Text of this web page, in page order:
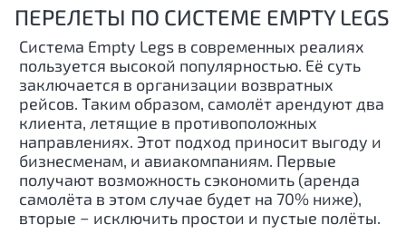
ПЕРЕЛЕТЫ ПО СИСТЕМЕ EMPTY LEGS
Система Empty Legs в современных реалиях
пользуется высокой популярностью. Её суть
заключается в организации возвратных
рейсов. Таким образом, самолёт арендуют два
клиента, летящие в противоположных
направлениях. Этот подход приносит выгоду и
бизнесменам, и авиакомпаниям. Первые
получают возможность сэкономить (аренда
самолёта в этом случае будет на 70% ниже),
вторые − исключить простои и пустые полёты.